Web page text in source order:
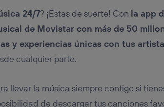
24/7? ¡Estas de suerte! Con la app
de Movistar con más de 50
y experiencias únicas con tus
cualquier parte.
llevar la música siempre contigo si
de descargar tus canciones